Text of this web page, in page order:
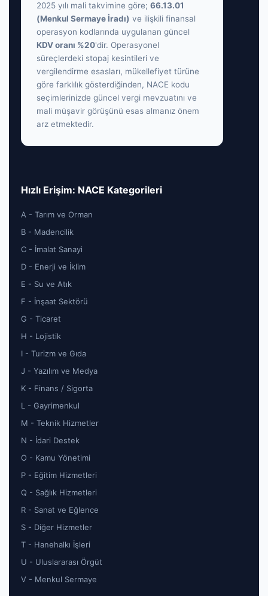
2025 yılı mali takvimine göre; 66.13.01
(Menkul Sermaye İradı) ve ilişkili finansal
operasyon kodlarında uygulanan güncel
KDV oranı %20'dir. Operasyonel
süreçlerdeki stopaj kesintileri ve
vergilendirme esasları, mükellefiyet türüne
göre farklılık gösterdiğinden, NACE kodu
seçimlerinizde güncel vergi mevzuatını ve
mali müşavir görüşünü esas almanız önem
arz etmektedir.
Hızlı Erişim: NACE Kategorileri
A - Tarım ve Orman
B - Madencilik
C - İmalat Sanayi
D - Enerji ve İklim
E - Su ve Atık
F - İnşaat Sektörü
G - Ticaret
H - Lojistik
I - Turizm ve Gıda
J - Yazılım ve Medya
K - Finans / Sigorta
L - Gayrimenkul
M - Teknik Hizmetler
N - İdari Destek
O - Kamu Yönetimi
P - Eğitim Hizmetleri
Q - Sağlık Hizmetleri
R - Sanat ve Eğlence
S - Diğer Hizmetler
T - Hanehalkı İşleri
U - Uluslararası Örgüt
V - Menkul Sermaye